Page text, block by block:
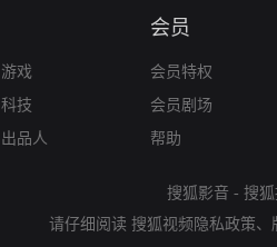
游戏
科技
出品人
会员
会员特权
会员剧场
帮助
搜狐影音 - 搜
请仔细阅读 搜狐视频隐私政策、